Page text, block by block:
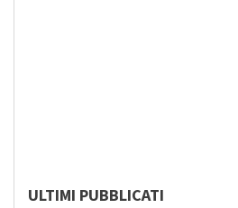
ULTIMI PUBBLICATI